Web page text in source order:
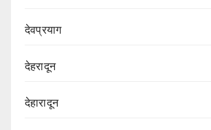
देवप्रयाग
देहरादून
देहारादून